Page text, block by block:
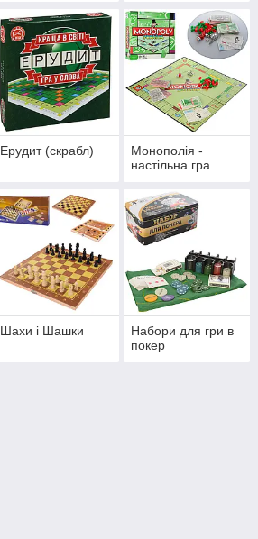
Ерудит (скрабл)
Монополія -
настільна гра
Шахи і Шашки
Набори для гри в
покер